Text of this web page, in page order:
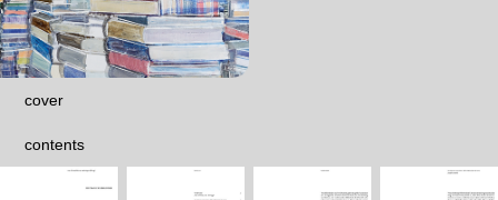
cover
contents